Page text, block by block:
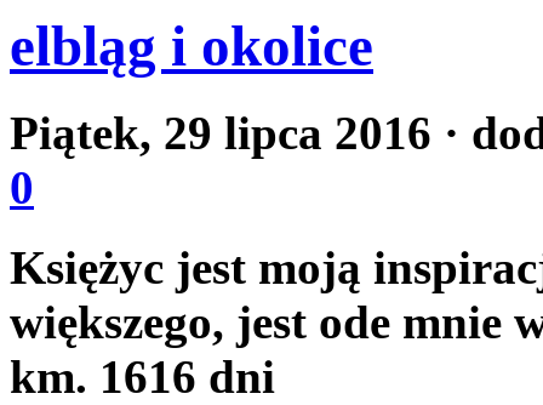
elbląg i okolice
Piątek, 29 lipca 2016 ·
0
Księżyc jest moją
większego, jest ode mnie
km. 1616 dni